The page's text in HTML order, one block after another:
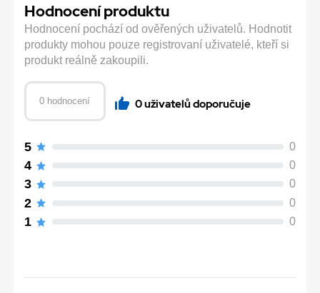
Hodnocení produktu
Hodnocení pochází od ověřených uživatelů. Hodnotit
produkty mohou pouze registrovaní uživatelé, kteří si
produkt reálně zakoupili.
0 hodnocení 0 uživatelů doporučuje
5 0
4 0
3 0
2 0
1 0